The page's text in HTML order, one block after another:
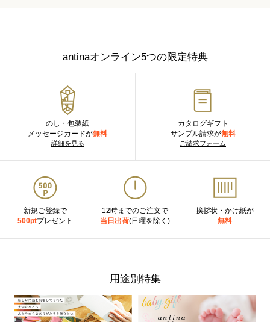
antinaオンライン5つの限定特典
のし・包装紙
メッセージカードが無料
詳細を見る
カタログギフト
サンプル請求が無料
ご請求フォーム
新規ご登録で
500ptプレゼント
12時までのご注文で
当日出荷(日曜を除く)
挨拶状・かけ紙が
無料
用途別特集